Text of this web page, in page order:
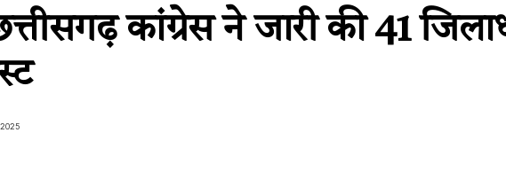
कांग्रेस ने जारी की 41